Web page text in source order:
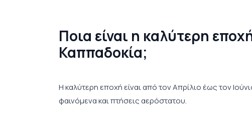
Ποια είναι η καλύτερη
Καππαδοκία;
Η καλύτερη εποχή είναι από τον Απρίλιο έως τον
φαινόμενα και πτήσεις αερόστατου.